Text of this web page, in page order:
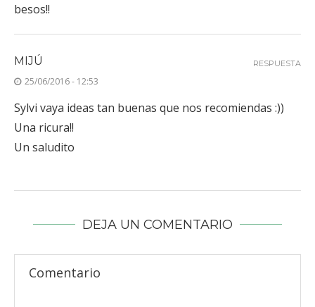
besos!!
MIJÚ
25/06/2016 - 12:53
Sylvi vaya ideas tan buenas que nos recomiendas :))
Una ricura!!
Un saludito
RESPUESTA
DEJA UN COMENTARIO